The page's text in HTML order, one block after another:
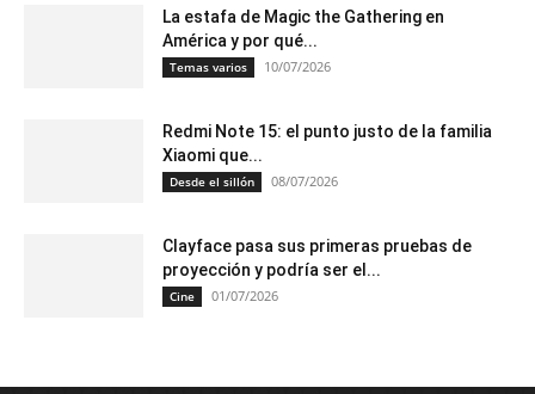
La estafa de Magic the Gathering en
América y por qué...
Temas varios 10/07/2026
Redmi Note 15: el punto justo de la familia
Xiaomi que...
Desde el sillón 08/07/2026
Clayface pasa sus primeras pruebas de
proyección y podría ser el...
Cine 01/07/2026